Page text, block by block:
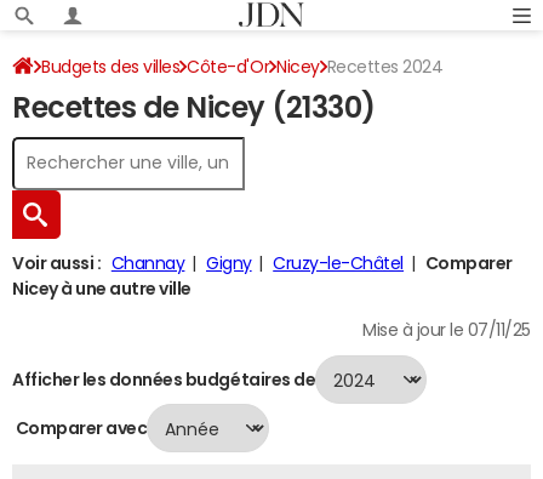
Budgets des villes Côte-d'Or Nicey Recettes 2024
Recettes de Nicey (21330)
Voir aussi : Channay Gigny Cruzy-le-Châtel
Comparer
Nicey à une autre ville
Mise à jour le 07/11/25
Afficher les données budgétaires de
Comparer avec